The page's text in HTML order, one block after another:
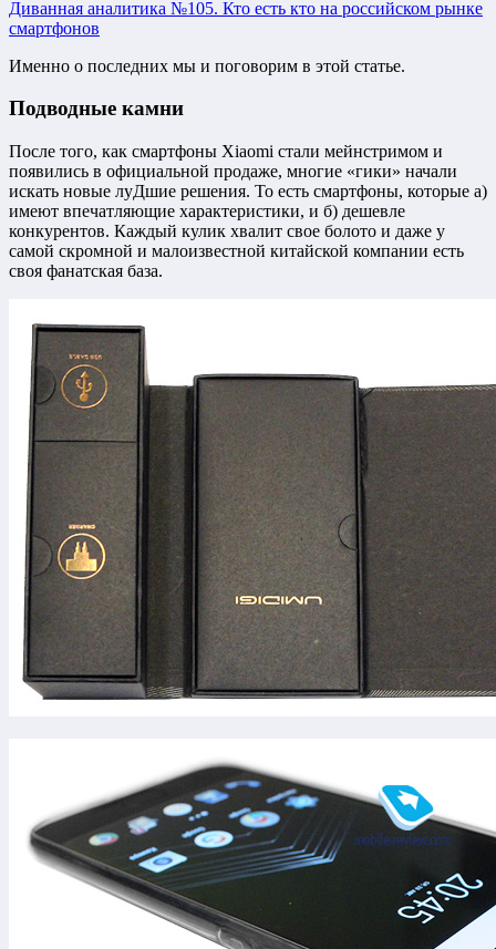
Диванная аналитика №105. Кто есть кто на российском рынке
смартфонов
Именно о последних мы и поговорим в этой статье.
Подводные камни
После того, как смартфоны Xiaomi стали мейнстримом и
появились в официальной продаже, многие «гики» начали
искать новые луДшие решения. То есть смартфоны, которые а)
имеют впечатляющие характеристики, и б) дешевле
конкурентов. Каждый кулик хвалит свое болото и даже у
самой скромной и малоизвестной китайской компании есть
своя фанатская база.